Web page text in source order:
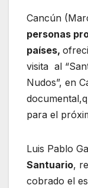
Cancún
personas
países,
visita al
Nudos”, en
para el
Luis Pablo
Santuario,
cobrado el